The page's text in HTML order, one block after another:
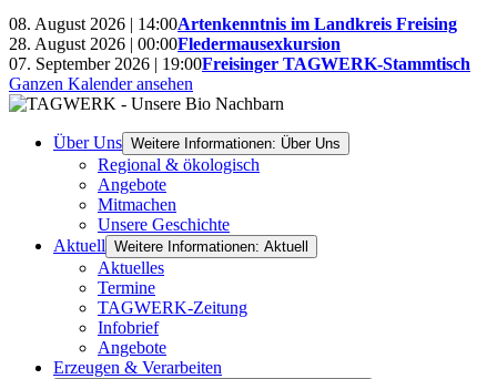
08. August 2026 | 14:00Artenkenntnis im Landkreis Freising
28. August 2026 | 00:00Fledermausexkursion
07. September 2026 | 19:00Freisinger TAGWERK-Stammtisch
Ganzen Kalender ansehen
Über Uns Weitere Informationen: Über Uns
Regional & ökologisch
Angebote
Mitmachen
Unsere Geschichte
Aktuell Weitere Informationen: Aktuell
Aktuelles
Termine
TAGWERK-Zeitung
Infobrief
Angebote
Erzeugen & Verarbeiten